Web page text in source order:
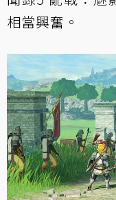
相當興奮。